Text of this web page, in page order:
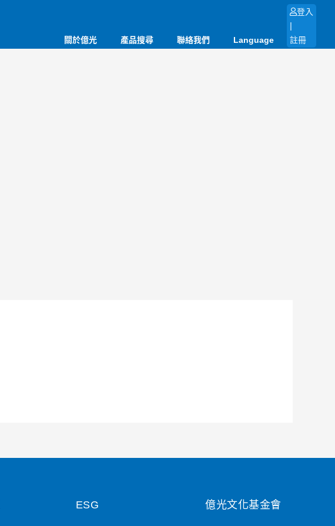
關於億光 產品搜尋 聯絡我們 Language
登入
|
註冊
ESG 億光文化基金會